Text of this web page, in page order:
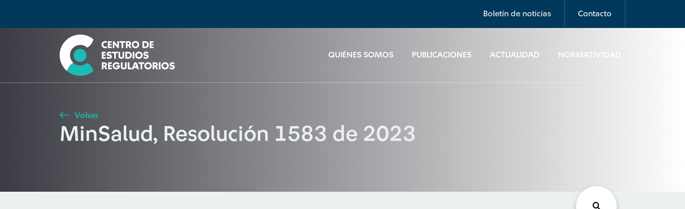
Boletín de noticias Contacto
QUIÉNES SOMOS PUBLICACIONES ACTUALIDAD NORMATIVIDAD
Seleccione país
Buscar
Volver
MinSalud, Resolución 1583 de 2023